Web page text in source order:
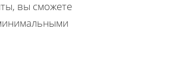
вы сможете